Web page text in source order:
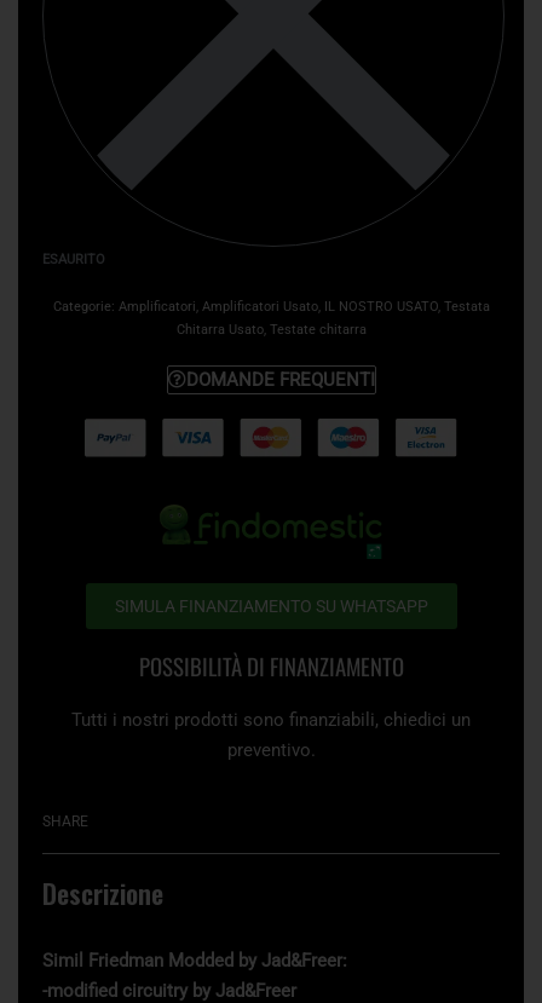
ESAURITO
Categorie: Amplificatori Amplificatori Usato, IL NOSTRO USATO, Testata
Chitarra Usato, Testate chitarra
DOMANDE FREQUENTI
SIMULA FINANZIAMENTO SU WHATSAPP
POSSIBILITÀ DI FINANZIAMENTO
Tutti i nostri prodotti sono finanziabili, chiedici un
preventivo.
SHARE
Descrizione
Simil Friedman Modded by Jad&Freer:
-modified circuitry by Jad&Freer